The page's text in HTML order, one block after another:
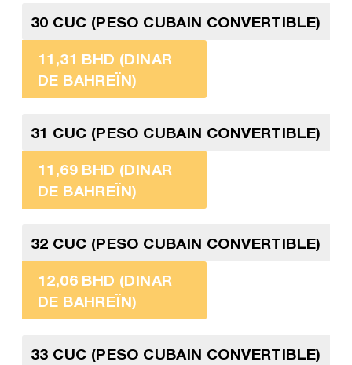
30 CUC (PESO CUBAIN CONVERTIBLE)
11,31 BHD (DINAR
DE BAHREÏN)
31 CUC (PESO CUBAIN CONVERTIBLE)
11,69 BHD (DINAR
DE BAHREÏN)
32 CUC (PESO CUBAIN CONVERTIBLE)
12,06 BHD (DINAR
DE BAHREÏN)
33 CUC (PESO CUBAIN CONVERTIBLE)